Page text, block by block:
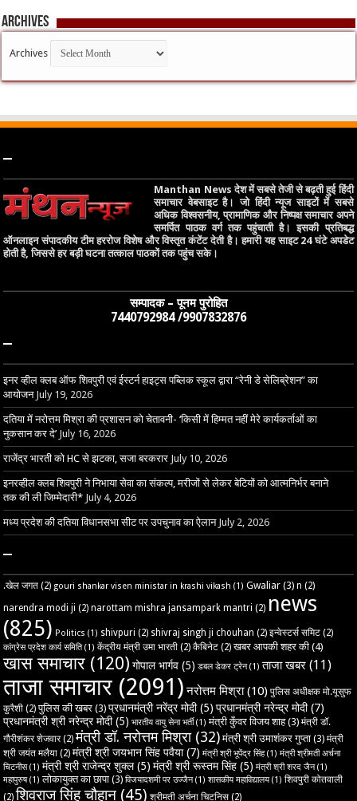
Archives
Archives
–
Manthan News देश में सबसे तेजी से बढ़ती हुई हिंदी
समाचार वेबसाइट है। जो हिंदी न्यूज साइटों में सबसे
अधिक विश्वसनीय, प्रामाणिक और निष्पक्ष समाचार अपने
समर्पित पाठक वर्ग तक पहुंचाती है। इसकी प्रतिबद्ध
ऑनलाइन संपादकीय टीम हररोज विशेष और विस्तृत कंटेंट देती है। हमारी यह साइट 24 घंटे अपडेट
होती है, जिससे हर बड़ी घटना तत्काल पाठकों तक पहुंच सके।
सम्पादक – पूनम पुरोहित
7440792984 /9907832876
–
इनर व्हील क्लब ऑफ शिवपुरी एवं ईस्टर्न हाइट्स पब्लिक स्कूल द्वारा “रेनी डे सेलिब्रेशन” का
आयोजन July 19, 2026
दतिया में नरोत्तम मिश्रा की प्रशासन को चेतावनी- ‘किसी में हिम्मत नहीं मेरे कार्यकर्ताओं का
नुकसान कर दे’ July 16, 2026
राजेंद्र भारती को HC से झटका, सजा बरकरार July 10, 2026
इनरव्हील क्लब शिवपुरी ने निभाया सेवा का संकल्प, मरीजों से लेकर बेटियों को आत्मनिर्भर बनाने
तक की ली जिम्मेदारी* July 4, 2026
मध्य प्रदेश की दतिया विधानसभा सीट पर उपचुनाव का ऐलान July 2, 2026
–
.खेल जगत (2) gouri shankar visen ministar in krashi vikash (1) Gwaliar (3) n (2)
narendra modi ji (2) narottam mishra jansampark mantri (2) news
(825) Politics (1) shivpuri (2) shivraj singh ji chouhan (2) इन्वेस्टर्स समिट (2)
कांग्रेस प्रदेश कार्य समिति(1) केंद्रीय मंत्री उमा भारती (2) कैबिनेट (2) खबर आपकी शहर की (4)
खास समाचार (120) गोपाल भार्गव (5) डबल डेकर ट्रेन(1) ताजा खबर (11)
ताजा समाचार (2091) नरोत्तम मिश्रा(10) पुलिस अधीक्षक मो.यूसुफ
कुरैशी (2) पुलिस की खबर (3) प्रधानमंत्री नरेंद्र मोदी(5) प्रधानमंत्री नरेन्द्र मोदी(7)
प्रधानमंत्री श्री नरेन्द्र मोदी(5) भारतीय वायु सेना भर्ती(1) मंत्री कुँवर विजय शाह(3) मंत्री डॉ.
गौरीशंकर शेजवार(2) मंत्री डॉ. नरोत्तम मिश्रा(32) मंत्री श्री उमाशंकर गुप्ता (3) मंत्री
श्री जयंत मलैया (2) मंत्री श्री जयभान सिंह पवैया(7) मंत्री श्री भूपेंद्र सिंह(1) मंत्री श्रीमती अर्चना
चिटनीस(1) मंत्री श्री राजेन्द्र शुक्ल(5) मंत्री श्री रूस्तम सिंह (5) मंत्री श्री शरद जैन(1)
महापुरुष(1) लोकायुक्त का छापा (3) विजयादशमी पर उज्‍जैन(1) शासकीय महाविद्यालय(1) शिवपुरी कोतवाली
(2) शिवराज सिंह चौहान (45) श्रीमती अर्चना चिटनिस (2)